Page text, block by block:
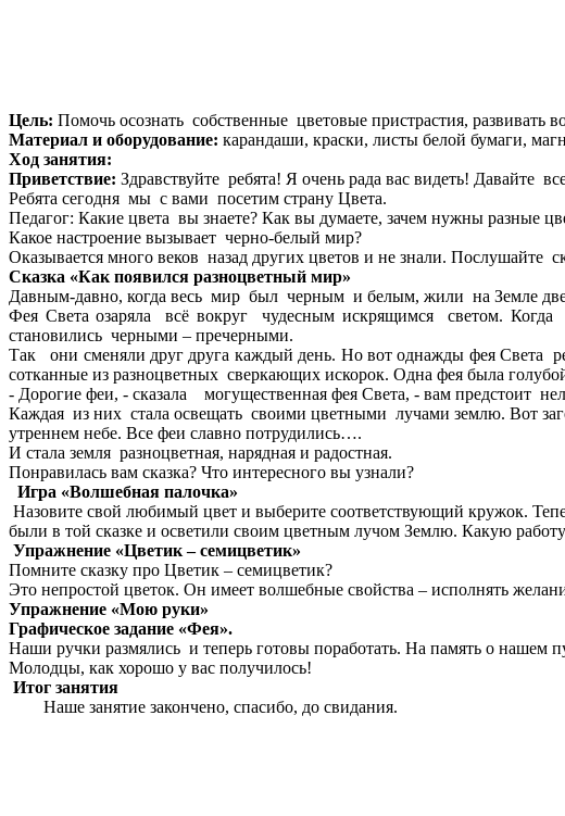
Цель: Помочь осознать собственные цветовые пристрастия, развивать
Материал и оборудование: карандаши, краски, листы белой бумаги,
Ход занятия:
Приветствие: Здравствуйте ребята! Я очень рада вас видеть! Давайте
Ребята сегодня мы с вами посетим страну Цвета.
Педагог: Какие цвета вы знаете? Как вы думаете, зачем нужны разные
Какое настроение вызывает черно-белый мир?
Оказывается много веков назад других цветов и не знали. Послушайте
Сказка «Как появился разноцветный мир»
Давным-давно, когда весь мир был черным и белым, жили на Земле
Фея Света озаряла всё вокруг чудесным искрящимся светом.
становились черными – пречерными.
Так они сменяли друг друга каждый день. Но вот однажды фея Света
сотканные из разноцветных сверкающих искорок. Одна фея была
- Дорогие феи, - сказала могущественная фея Света, - вам предстоит
Каждая из них стала освещать своими цветными лучами землю. Вот
утреннем небе. Все феи славно потрудились….
И стала земля разноцветная, нарядная и радостная.
Понравилась вам сказка? Что интересного вы узнали?
Игра «Волшебная палочка»
Назовите свой любимый цвет и выберите соответствующий кружок.
были в той сказке и осветили своим цветным лучом Землю. Какую
Упражнение «Цветик – семицветик»
Помните сказку про Цветик – семицветик?
Это непростой цветок. Он имеет волшебные свойства – исполнять
Упражнение «Мою руки»
Графическое задание «Фея».
Наши ручки размялись и теперь готовы поработать. На память о нашем
Молодцы, как хорошо у вас получилось!
Итог занятия
Наше занятие закончено, спасибо, до свидания.